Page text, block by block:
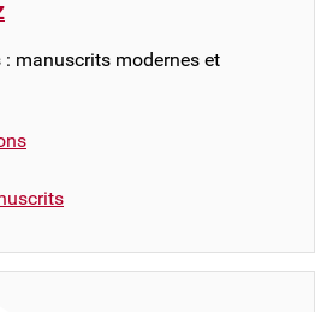
manuscrits modernes et